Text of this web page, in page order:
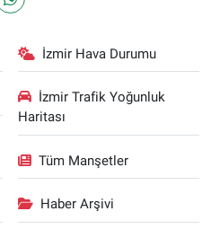
İzmir Hava Durumu
İzmir Trafik Yoğunluk
Haritası
Tüm Manşetler
Haber Arşivi